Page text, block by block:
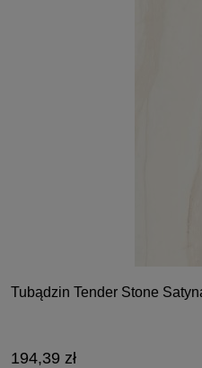
Tubądzin Tender Stone
194,39 zł